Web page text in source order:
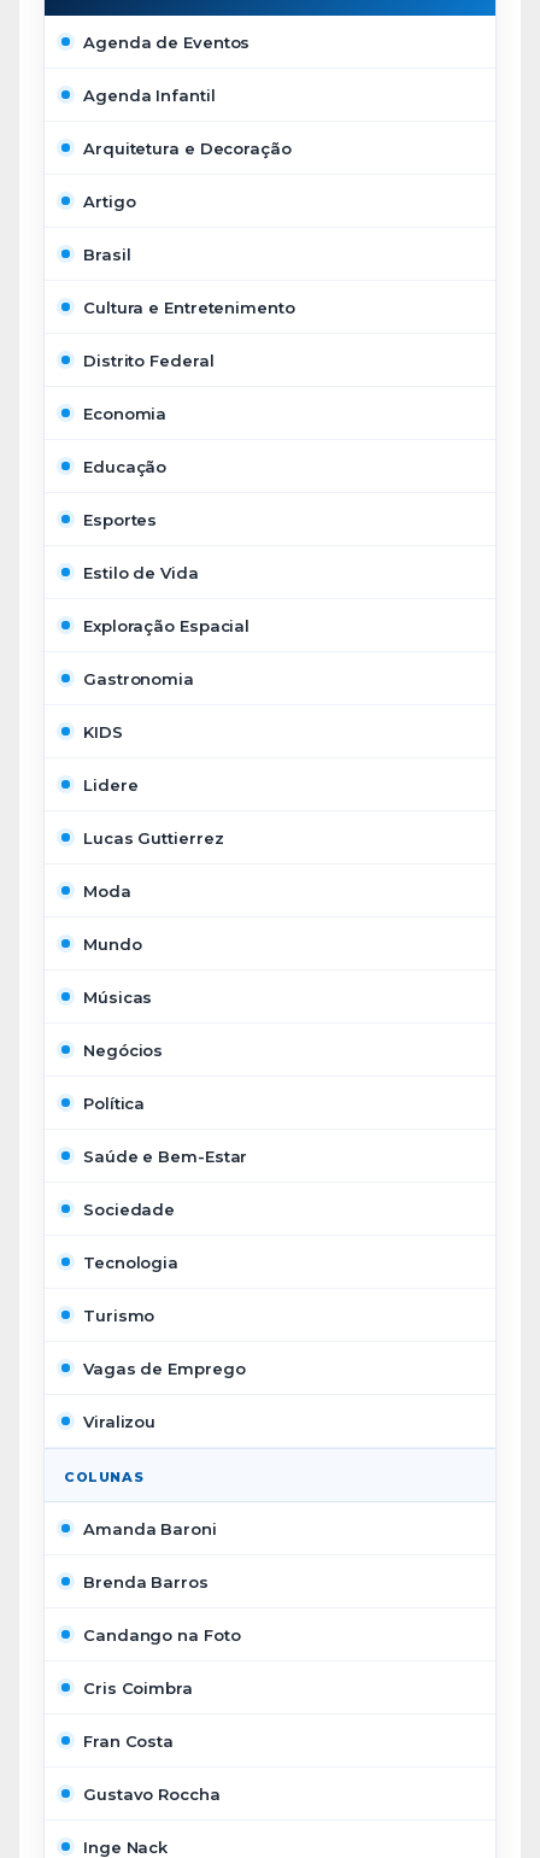
Agenda de Eventos
Agenda Infantil
Arquitetura e Decoração
Artigo
Brasil
Cultura e Entretenimento
Distrito Federal
Economia
Educação
Esportes
Estilo de Vida
Exploração Espacial
Gastronomia
KIDS
Lidere
Lucas Guttierrez
Moda
Mundo
Músicas
Negócios
Política
Saúde e Bem-Estar
Sociedade
Tecnologia
Turismo
Vagas de Emprego
Viralizou
COLUNAS
Amanda Baroni
Brenda Barros
Candango na Foto
Cris Coimbra
Fran Costa
Gustavo Roccha
Inge Nack